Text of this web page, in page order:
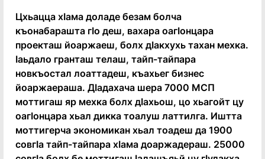
Цхьацца хӀама доладе безам болча
къонабарашта гӀо деш, вахара оагӀонцара
проекташ йоаржаеш, болх дӀакхухь тахан мехка.
Ӏаьдало гранташ телаш, тайп-тайпара
новкъостал лоаттадеш, къахьег бизнес
йоаржаераша. ДӀадахача шера 7000 МСП
моттигаш яр мехка болх дӀахьош, цо хьагойт цу
оагӀонцара хьал дикка тоалуш латтилга. Иштта
моттигерча экономикан хьал тоадеш да 1900
совгӀа тайп-тайпара хӀама доаржадераш. 25000